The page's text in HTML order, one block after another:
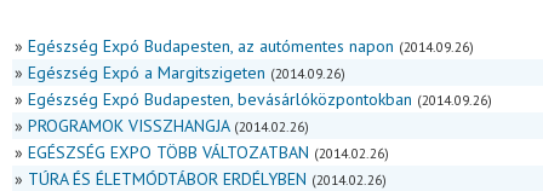
» Egészség Expó Budapesten, az autómentes napon (2014.09.26)
» Egészség Expó a Margitszigeten (2014.09.26)
» Egészség Expó Budapesten, bevásárlóközpontokban (2014.09.26)
» PROGRAMOK VISSZHANGJA (2014.02.26)
» EGÉSZSÉG EXPO TÖBB VÁLTOZATBAN (2014.02.26)
» TÚRA ÉS ÉLETMÓDTÁBOR ERDÉLYBEN (2014.02.26)